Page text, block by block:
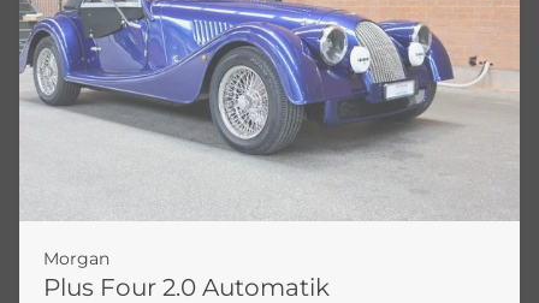
Morgan
Plus Four 2.0 Automatik